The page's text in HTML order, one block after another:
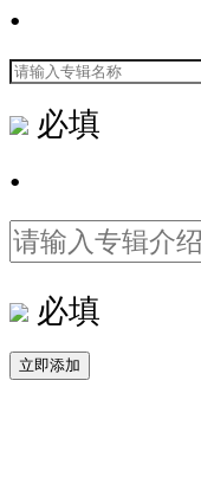
•
必填
•
必填
立即添加